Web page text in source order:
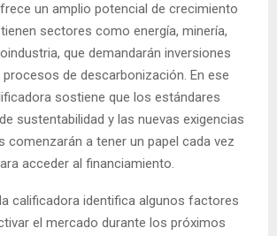
un amplio potencial de crecimiento
sectores como energía, minería,
que demandarán inversiones
procesos de descarbonización. En ese
sostiene que los estándares
sustentabilidad y las nuevas exigencias
comenzarán a tener un papel cada vez
acceder al financiamiento.
calificadora identifica algunos factores
el mercado durante los próximos